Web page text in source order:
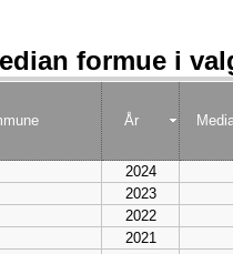
formue i
År
2024
2023
2022
2021